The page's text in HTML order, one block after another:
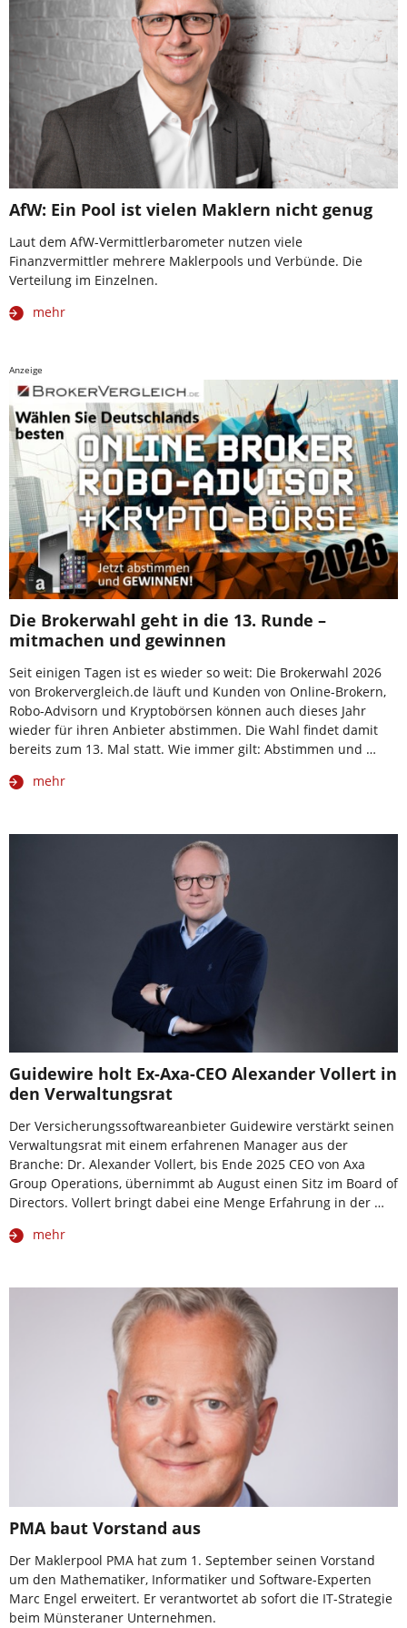
AfW: Ein Pool ist vielen Maklern nicht genug
Laut dem AfW-Vermittlerbarometer nutzen viele
Finanzvermittler mehrere Maklerpools und Verbünde. Die
Verteilung im Einzelnen.
mehr
Anzeige
Die Brokerwahl geht in die 13. Runde –
mitmachen und gewinnen
Seit einigen Tagen ist es wieder so weit: Die Brokerwahl 2026
von Brokervergleich.de läuft und Kunden von Online-Brokern,
Robo-Advisorn und Kryptobörsen können auch dieses Jahr
wieder für ihren Anbieter abstimmen. Die Wahl findet damit
bereits zum 13. Mal statt. Wie immer gilt: Abstimmen und …
mehr
Guidewire holt Ex-Axa-CEO Alexander Vollert in
den Verwaltungsrat
Der Versicherungssoftwareanbieter Guidewire verstärkt seinen
Verwaltungsrat mit einem erfahrenen Manager aus der
Branche: Dr. Alexander Vollert, bis Ende 2025 CEO von Axa
Group Operations, übernimmt ab August einen Sitz im Board of
Directors. Vollert bringt dabei eine Menge Erfahrung in der …
mehr
PMA baut Vorstand aus
Der Maklerpool PMA hat zum 1. September seinen Vorstand
um den Mathematiker, Informatiker und Software-Experten
Marc Engel erweitert. Er verantwortet ab sofort die IT-Strategie
beim Münsteraner Unternehmen.